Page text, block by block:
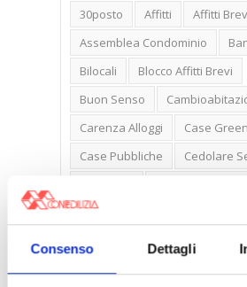
Consenso Dettagli
30posto Affitti Affitti
Assemblea Condominio
Bilocali
Blocco Affitti Brevi
Buon Senso
Carenza Alloggi
Case Green
Case Pubbliche
Cedolare
Condominio
Confedilizia.EU
Detrazioni
Dirittiproprietà